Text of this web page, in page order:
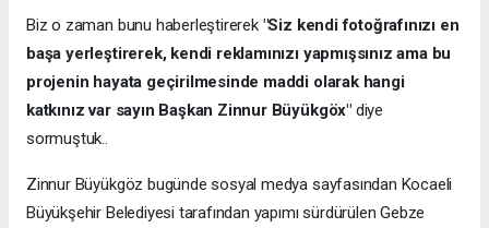
Biz o zaman bunu haberleştirerek "Siz kendi fotoğrafınızı en
başa yerleştirerek, kendi reklamınızı yapmışsınız ama bu
projenin hayata geçirilmesinde maddi olarak hangi
katkınız var sayın Başkan Zinnur Büyükgöx" diye
sormuştuk..
Zinnur Büyükgöz bugünde sosyal medya sayfasından Kocaeli
Büyükşehir Belediyesi tarafından yapımı sürdürülen Gebze